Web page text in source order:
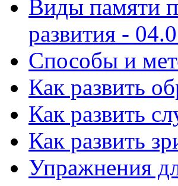
Виды памяти
развития -
Способы и
Как развить
Как развить
Как развить
Упражнения